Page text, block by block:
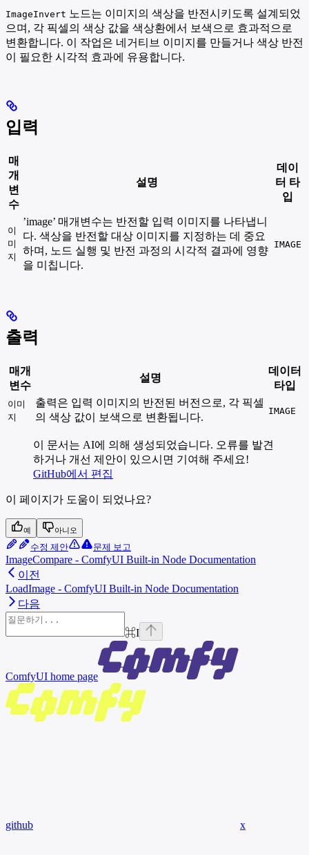
ImageInvert 노드는 이미지의 색상을 반전시키도록 설계되었
으며, 각 픽셀의 색상 값을 색상환에서 보색으로 효과적으로
변환합니다. 이 작업은 네거티브 이미지를 만들거나 색상 반전
이 필요한 시각적 효과에 유용합니다.
입력
매
개
변
수
설명
데이
터 타
입
이
미
지
’image’ 매개변수는 반전할 입력 이미지를 나타냅니
다. 색상을 반전할 대상 이미지를 지정하는 데 중요
하며, 노드 실행 및 반전 과정의 시각적 결과에 영향
을 미칩니다.
IMAGE
출력
매개
변수
설명
데이터
타입
이미
지
출력은 입력 이미지의 반전된 버전으로, 각 픽셀
의 색상 값이 보색으로 변환됩니다.
IMAGE
이 문서는 AI에 의해 생성되었습니다. 오류를 발견
하거나 개선 제안이 있으시면 기여해 주세요!
GitHub에서 편집
이 페이지가 도움이 되었나요?
예 아니오
수정 제안 문제 보고
ImageCompare - ComfyUI Built-in Node Documentation
이전
LoadImage - ComfyUI Built-in Node Documentation
다음
⌘I
ComfyUI home page
github x